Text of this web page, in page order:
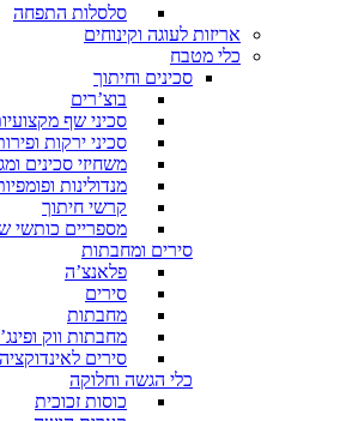
סלסלות התפחה
אריזות לעוגה וקינוחים
כלי מטבח
סכינים וחיתוך
בוצ’רים
סכיני שף
סכיני ירקות
משחיזי סכינים
מנדולינות
קרשי חיתוך
מספריים כותשי
סירים ומחבתות
פלאנצ’ה
סירים
מחבתות
מחבתות ווק
סירים לאינדוקציה
כלי הגשה וחלוקה
כוסות זכוכית